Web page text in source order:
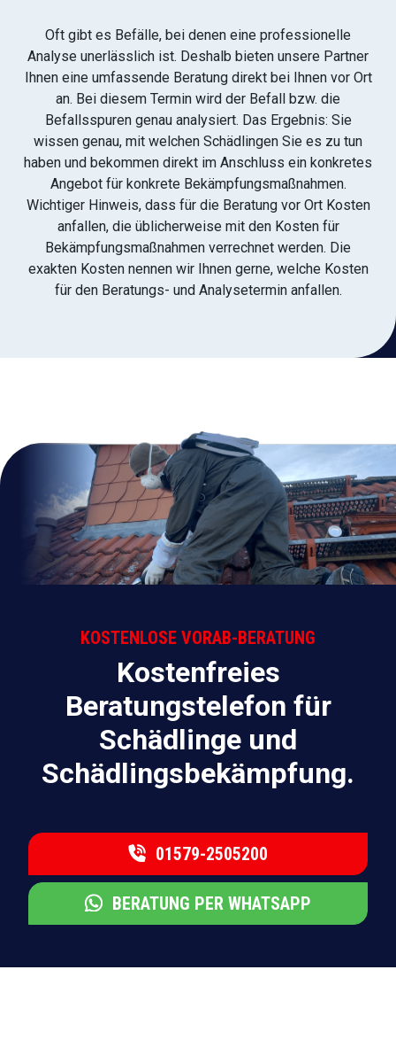
Oft gibt es Befälle, bei denen eine professionelle
Analyse unerlässlich ist. Deshalb bieten unsere Partner
Ihnen eine umfassende Beratung direkt bei Ihnen vor Ort
an. Bei diesem Termin wird der Befall bzw. die
Befallsspuren genau analysiert. Das Ergebnis: Sie
wissen genau, mit welchen Schädlingen Sie es zu tun
haben und bekommen direkt im Anschluss ein konkretes
Angebot für konkrete Bekämpfungsmaßnahmen.
Wichtiger Hinweis, dass für die Beratung vor Ort Kosten
anfallen, die üblicherweise mit den Kosten für
Bekämpfungsmaßnahmen verrechnet werden. Die
exakten Kosten nennen wir Ihnen gerne, welche Kosten
für den Beratungs- und Analysetermin anfallen.
KOSTENLOSE VORAB-BERATUNG
Kostenfreies
Beratungstelefon für
Schädlinge und
Schädlingsbekämpfung.
01579-2505200
BERATUNG PER WHATSAPP